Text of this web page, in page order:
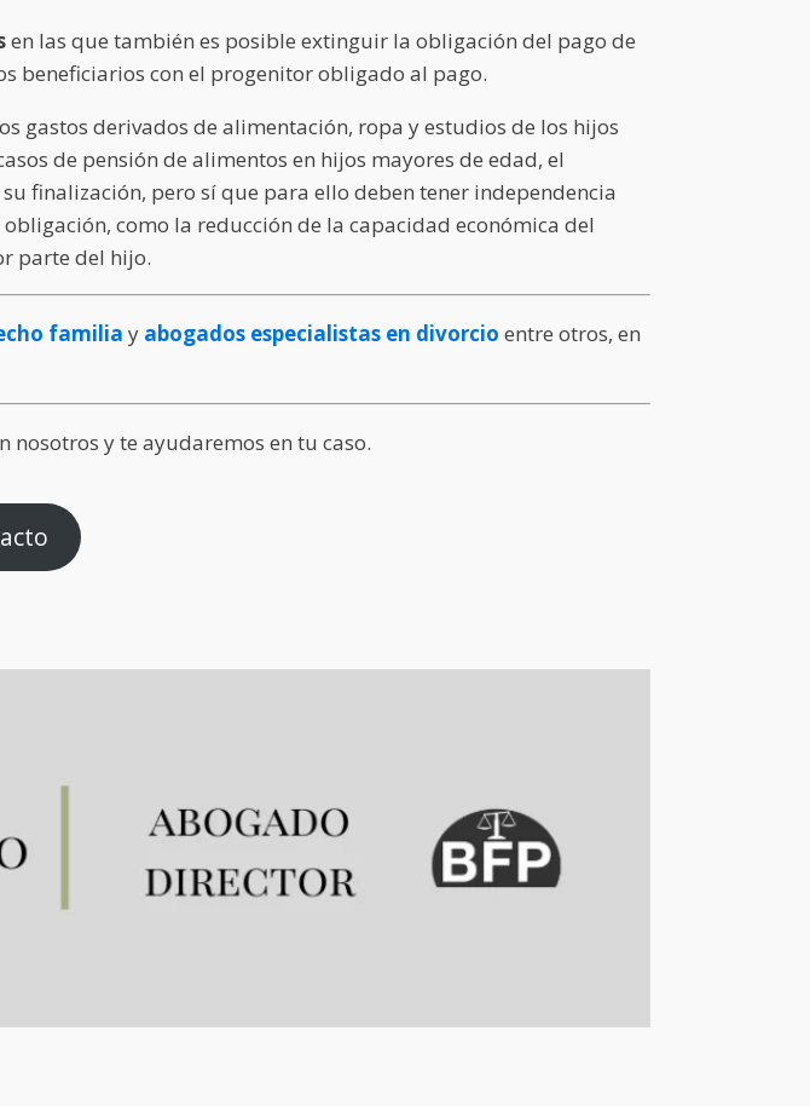
en las que también es posible extinguir la obligación del pago de
beneficiarios con el progenitor obligado al pago.
gastos derivados de alimentación, ropa y estudios de los hijos
de pensión de alimentos en hijos mayores de edad, el
finalización, pero sí que para ello deben tener independencia
como la reducción de la capacidad económica del
parte del hijo.
familia y abogados especialistas en divorcio entre otros, en
nosotros y te ayudaremos en tu caso.